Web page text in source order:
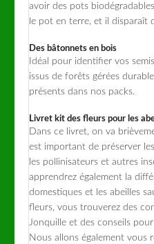
avoir des pots
le pot en terre, et il disparaît
Des bâtonnets en bois
Idéal pour identifier vos
issus de forêts gérées
présents dans nos packs.
Livret kit des fleurs pour les
Dans ce livret, on va
est important de préserver
les pollinisateurs et autres
apprendrez également la
domestiques et les abeilles
fleurs, vous trouverez des
Jonquille et des conseils
Nous allons également vous